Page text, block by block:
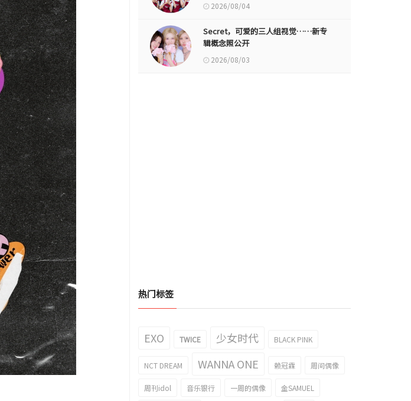
2026/08/04
Secret，可爱的三人组视觉……新专
辑概念照公开
2026/08/03
热门标签
EXO TWICE 少女时代 BLACK PINK
NCT DREAM WANNA ONE 赖冠霖 周间偶像
周刊idol 音乐银行 一周的偶像 金SAMUEL